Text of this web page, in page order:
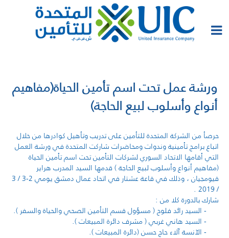
ورشة عمل تحت اسم تأمين الحياة(مفاهيم
أنواع وأسلوب لبيع الحاجة)
حرصأ من الشركة المتحدة للتأمين على تدريب وتأهيل كوادرها من خلال
اتباع برامج تأمينية وندوات ومحاضرات شاركت المتحدة في ورشة العمل
التي أقامها الاتحاد السوري لشركات التأمين تحت اسم تأمين الحياة
(مفاهيم أنواع وأسلوب لبيع الحاجة ) قدمها السيد المدرب هراير
قيومجيان ، وذلك في قاعة عشتار في اتحاد عمال دمشق يومي 2-3 / 3
/ 2019 .
شارك بالدورة كلا من :
- السيد رائد فلوح ( مسؤول قسم التأمين الصحي والحياة والسفر ).
- السيد هاني غربي ( مشرف دائرة المبيعات ).
- الآنسة آلاء حاج حسن (دائرة المبيعات ).